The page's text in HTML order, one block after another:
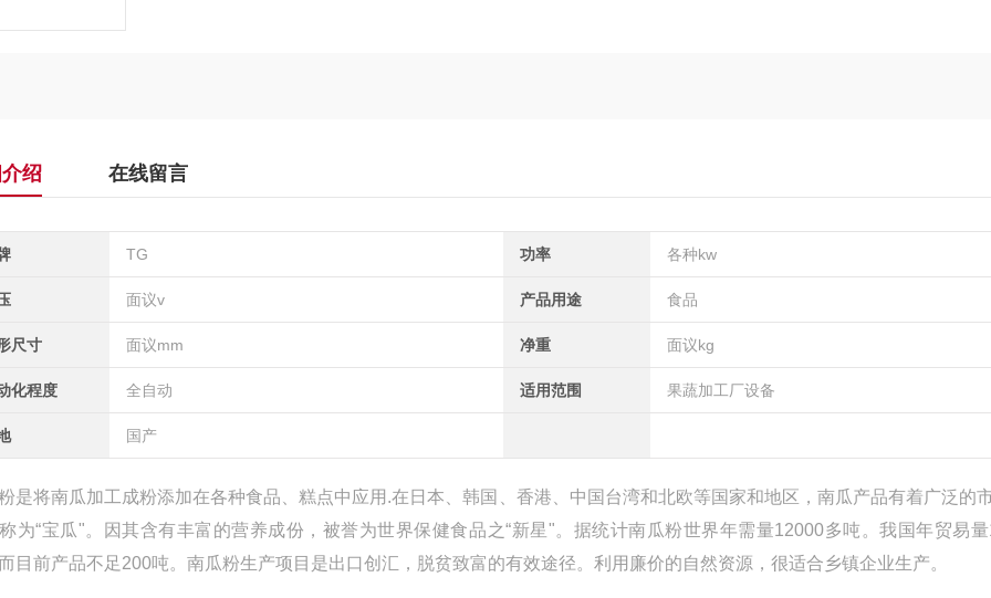
绍 在线留言
TG 功率 各种kw
面议v 产品用途 食品
尺寸 面议mm 净重 面议kg
化程度 全自动 适用范围 果蔬加工厂设备
国产
是将南瓜加工成粉添加在各种食品、糕点中应用.在日本、韩国、香港、中国台湾和北欧等国家和地区，南瓜产品有着广泛的
为“宝瓜"。因其含有丰富的营养成份，被誉为世界保健食品之“新星"。据统计南瓜粉世界年需量12000多吨。我国年贸易
目前产品不足200吨。南瓜粉生产项目是出口创汇，脱贫致富的有效途径。利用廉价的自然资源，很适合乡镇企业生产。